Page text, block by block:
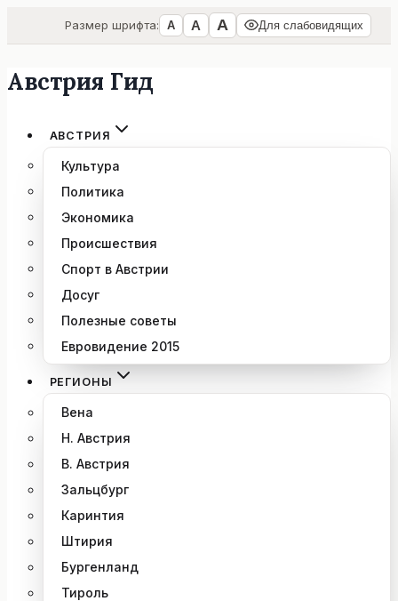
Размер шрифта: А А А Для слабовидящих
Перейти
содержимому
Австрия Гид
АВСТРИЯ
Культура
Политика
Экономика
Происшествия
Спорт в Австрии
Досуг
Полезные советы
Евровидение 2015
РЕГИОНЫ
Вена
Н. Австрия
В. Австрия
Зальцбург
Каринтия
Штирия
Бургенланд
Тироль